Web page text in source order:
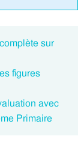
sur
figures
avec
Primaire